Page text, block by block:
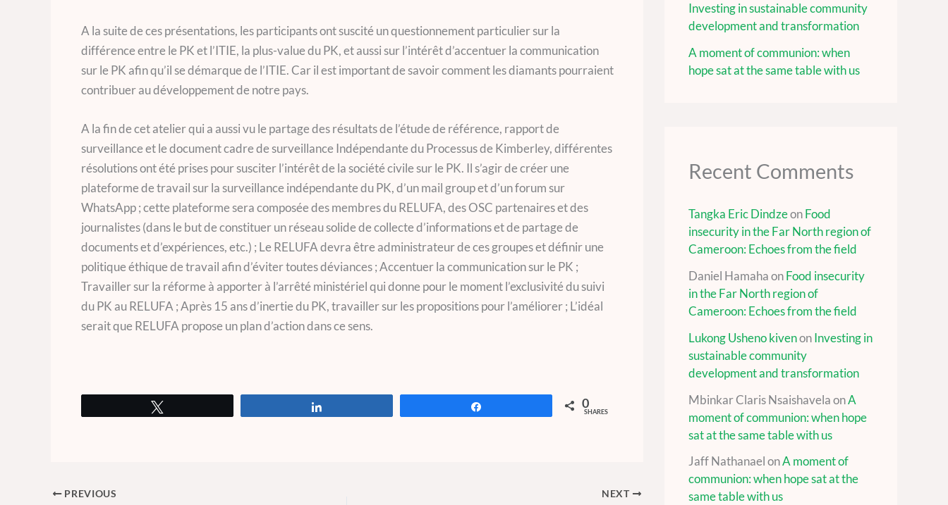
A la suite de ces présentations, les participants ont suscité un questionnement particulier sur la
différence entre le PK et l’ITIE, la plus-value du PK, et aussi sur l’intérêt d’accentuer la communication
sur le PK afin qu’il se démarque de l’ITIE. Car il est important de savoir comment les diamants pourraient
contribuer au développement de notre pays.
A la fin de cet atelier qui a aussi vu le partage des résultats de l’étude de référence, rapport de
surveillance et le document cadre de surveillance Indépendante du Processus de Kimberley, différentes
résolutions ont été prises pour susciter l’intérêt de la société civile sur le PK. Il s’agir de créer une
plateforme de travail sur la surveillance indépendante du PK, d’un mail group et d’un forum sur
WhatsApp ; cette plateforme sera composée des membres du RELUFA, des OSC partenaires et des
journalistes (dans le but de constituer un réseau solide de collecte d’informations et de partage de
documents et d’expériences, etc.) ; Le RELUFA devra être administrateur de ces groupes et définir une
politique éthique de travail afin d’éviter toutes déviances ; Accentuer la communication sur le PK ;
Travailler sur la réforme à apporter à l’arrêté ministériel qui donne pour le moment l’exclusivité du suivi
du PK au RELUFA ; Après 15 ans d’inertie du PK, travailler sur les propositions pour l’améliorer ; L’idéal
serait que RELUFA propose un plan d’action dans ce sens.
0
SHARES
PREVIOUS NEXT
Investing in sustainable community
development and transformation
A moment of communion: when
hope sat at the same table with us
Recent Comments
Tangka Eric DindzeonFood
insecurity in the Far North region of
Cameroon: Echoes from the field
Daniel HamahaonFood insecurity
in the Far North region of
Cameroon: Echoes from the field
Lukong Usheno kivenonInvesting in
sustainable community
development and transformation
Mbinkar Claris NsaishavelaonA
moment of communion: when hope
sat at the same table with us
Jaff NathanaelonA moment of
communion: when hope sat at the
same table with us